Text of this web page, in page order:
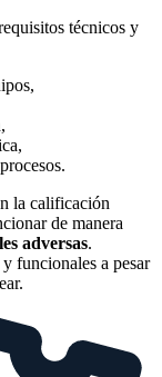
técnicos y
la calificación
de manera
adversas.
funcionales a pesar